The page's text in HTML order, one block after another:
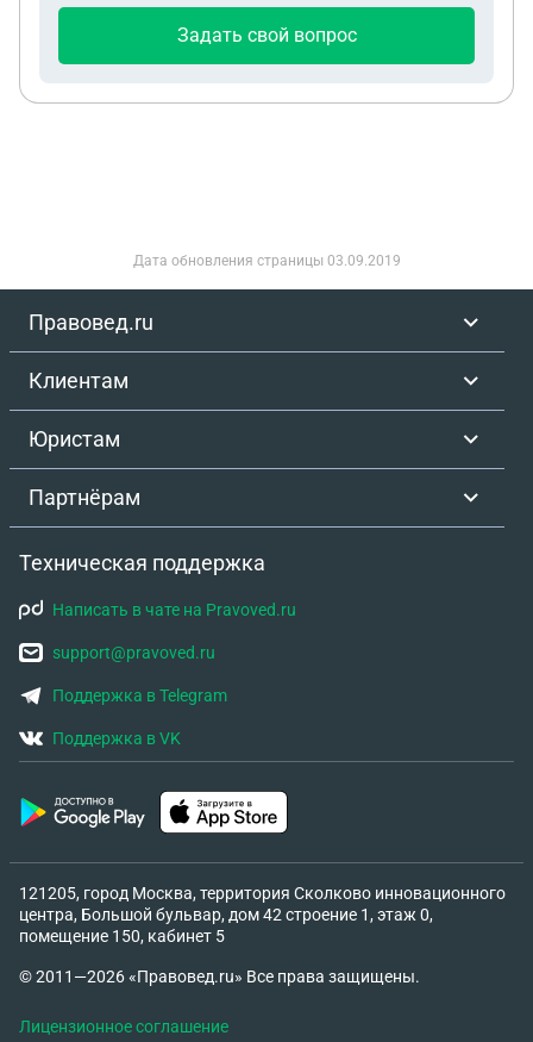
Задать свой вопрос
Дата обновления страницы 03.09.2019
Правовед.ru
Клиентам
Юристам
Партнёрам
Техническая поддержка
Написать в чате на Pravoved.ru
support@pravoved.ru
Поддержка в Telegram
Поддержка в VK
121205, город Москва, территория Сколково инновационного
центра, Большой бульвар, дом 42 строение 1, этаж 0,
помещение 150, кабинет 5
© 2011—2026 «Правовед.ru» Все права защищены.
Лицензионное соглашение